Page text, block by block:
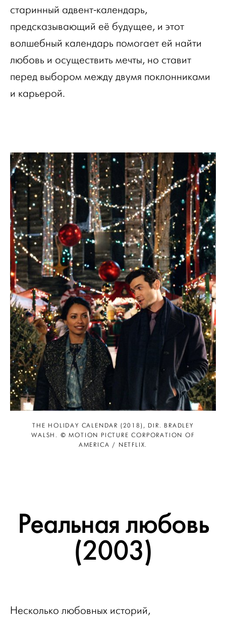
старинный адвент-календарь,
предсказывающий её будущее, и этот
волшебный календарь помогает ей найти
любовь и осуществить мечты, но ставит
перед выбором между двумя поклонниками
и карьерой.
THE HOLIDAY CALENDAR (2018), DIR. BRADLEY
WALSH. © MOTION PICTURE CORPORATION OF
AMERICA / NETFLIX.
Реальная любовь
(2003)
Несколько любовных историй,